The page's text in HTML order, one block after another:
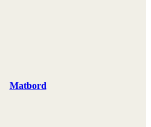
Matbord